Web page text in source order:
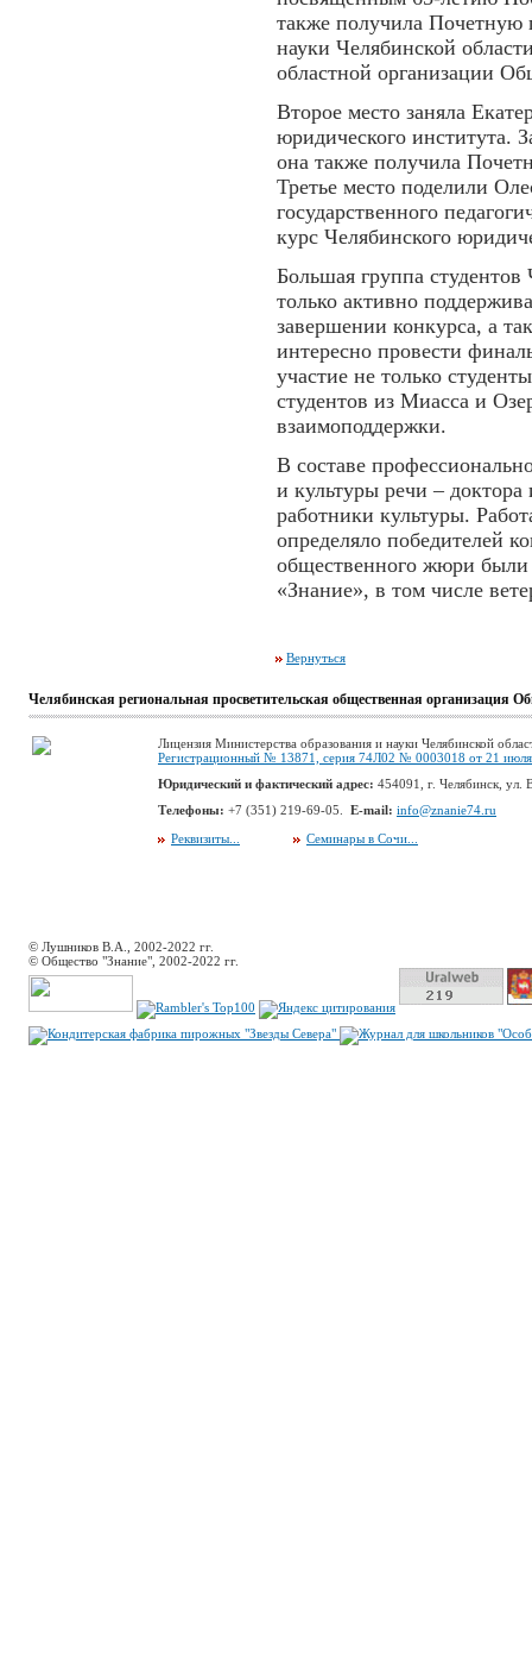
также получила Почетную
науки Челябинской
областной организации
Второе место заняла
юридического института.
она также получила
Третье место поделили
государственного
курс Челябинского
Большая группа
только активно
завершении конкурса, а
интересно провести
участие не только
студентов из Миасса и
взаимоподдержки.
В составе
и культуры речи –
работники культуры.
определяло победителей
общественного жюри были
«Знание», в том числе
Вернуться
Челябинская региональная просветительская общественная организация
Лицензия Министерства образования и науки Челябинской
Регистрационный № 13871, серия 74Л02 № 0003018 от 21
Юридический и фактический адрес: 454091, г. Челябинск, ул.
Телефоны: +7 (351) 219-69-05. E-mail: info@znanie74.ru
Реквизиты...
Семинары в Сочи...
© Лушников В.А., 2002-2022 гг.
© Общество "Знание", 2002-2022 гг.